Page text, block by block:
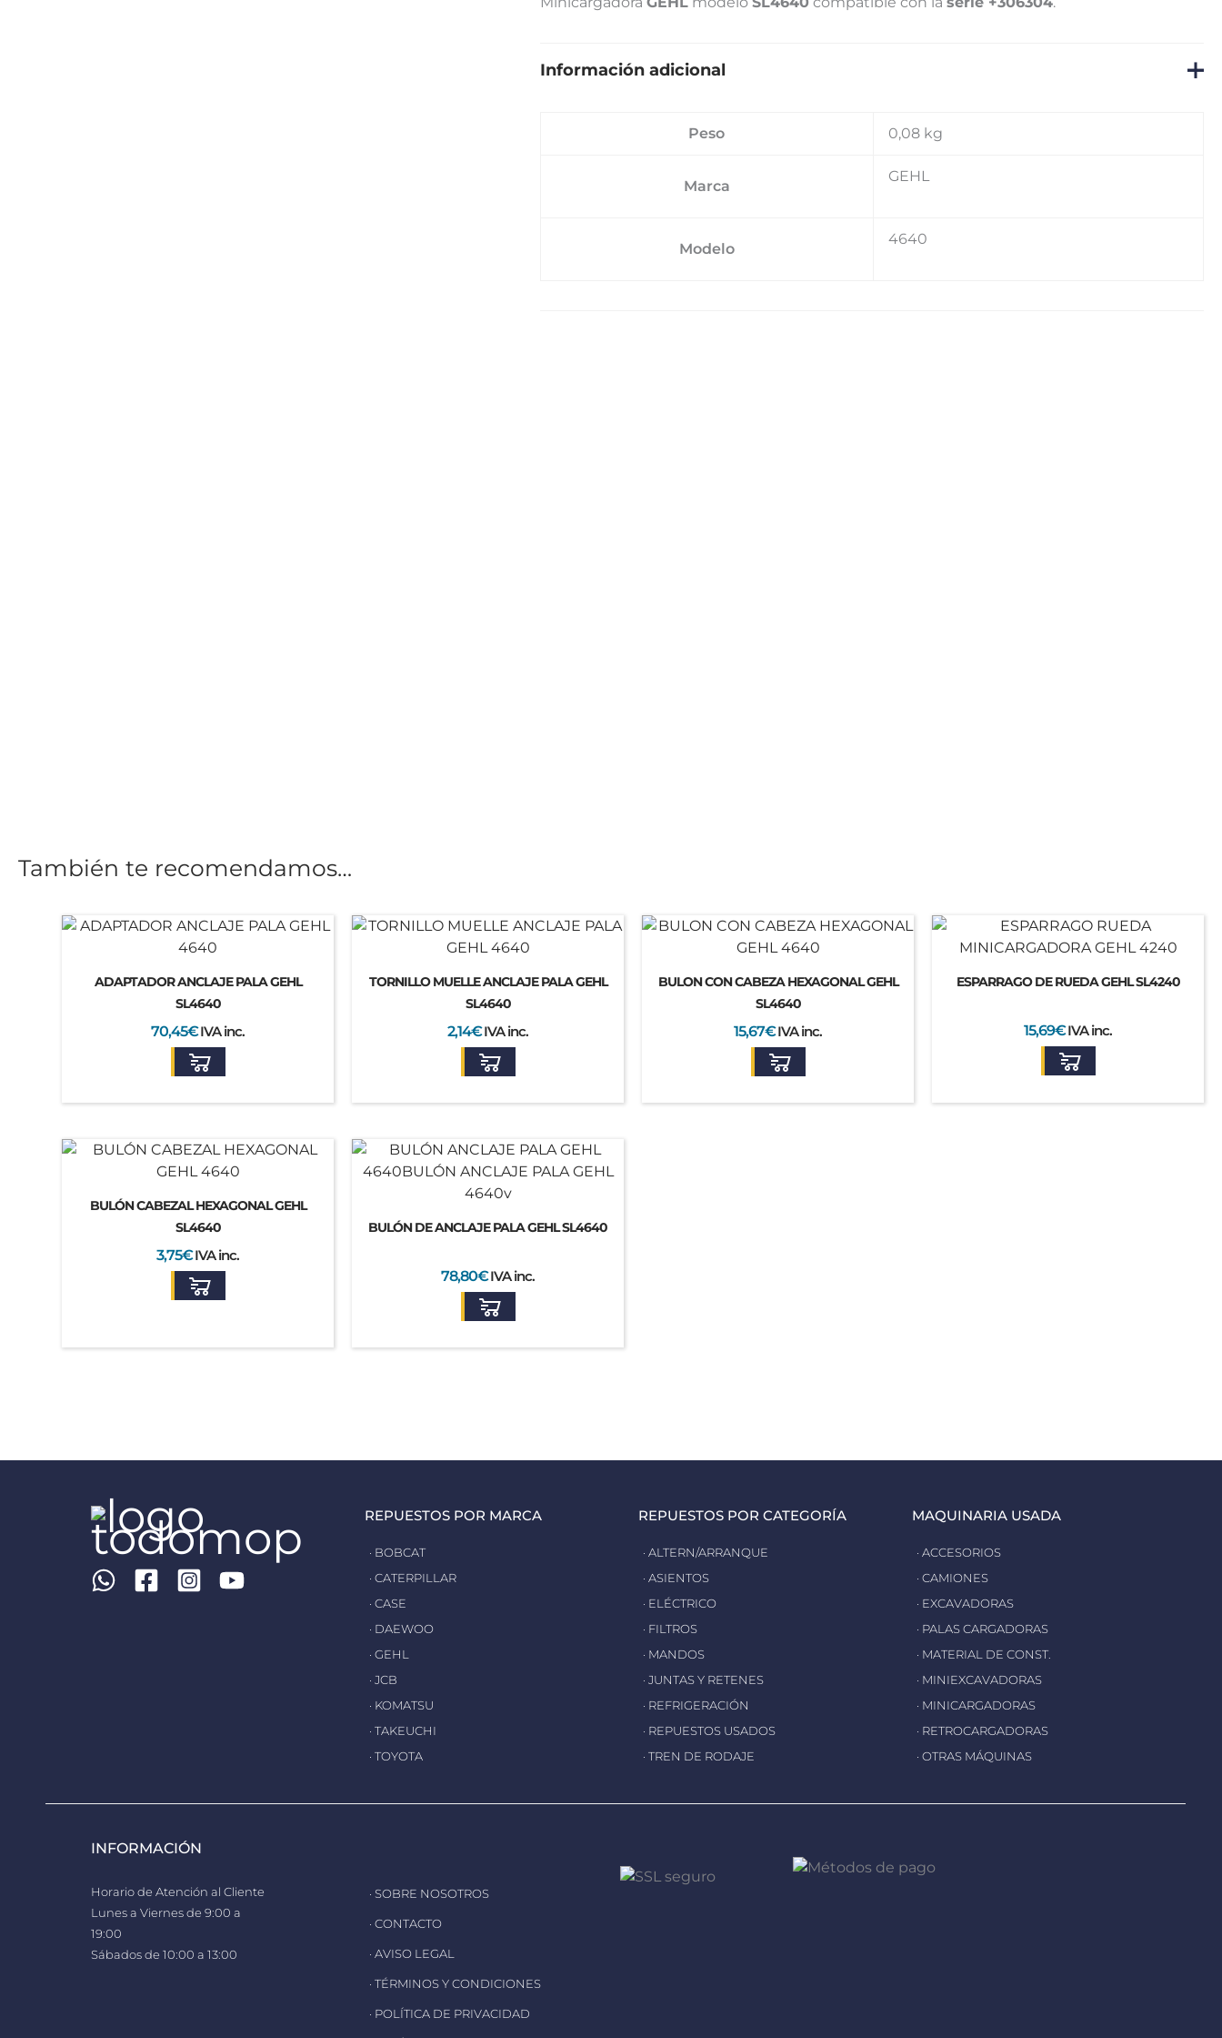
Información adicional
Peso 0,08 kg
Marca
GEHL
Modelo
4640
También te recomendamos…
ADAPTADOR ANCLAJE PALA GEHL
SL4640
70,45€IVA inc.
TORNILLO MUELLE ANCLAJE PALA GEHL
SL4640
2,14€IVA inc.
BULON CON CABEZA HEXAGONAL GEHL
SL4640
15,67€IVA inc.
ESPARRAGO DE RUEDA GEHL SL4240
15,69€IVA inc.
BULÓN CABEZAL HEXAGONAL GEHL
SL4640
3,75€IVA inc.
BULÓN DE ANCLAJE PALA GEHL SL4640
78,80€IVA inc.
REPUESTOS POR MARCA
· BOBCAT
· CATERPILLAR
· CASE
· DAEWOO
· GEHL
· JCB
· KOMATSU
· TAKEUCHI
· TOYOTA
REPUESTOS POR CATEGORÍA
· ALTERN/ARRANQUE
· ASIENTOS
· ELÉCTRICO
· FILTROS
· MANDOS
· JUNTAS Y RETENES
· REFRIGERACIÓN
· REPUESTOS USADOS
· TREN DE RODAJE
MAQUINARIA USADA
· ACCESORIOS
· CAMIONES
· EXCAVADORAS
· PALAS CARGADORAS
· MATERIAL DE CONST.
· MINIEXCAVADORAS
· MINICARGADORAS
· RETROCARGADORAS
· OTRAS MÁQUINAS
INFORMACIÓN
Horario de Atención al Cliente
Lunes a Viernes de 9:00 a
19:00
Sábados de 10:00 a 13:00
· SOBRE NOSOTROS
· CONTACTO
· AVISO LEGAL
· TÉRMINOS Y CONDICIONES
· POLÍTICA DE PRIVACIDAD